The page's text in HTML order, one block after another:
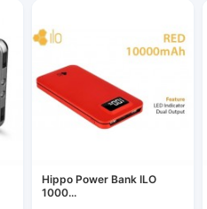
Hippo Power Bank ILO
1000...